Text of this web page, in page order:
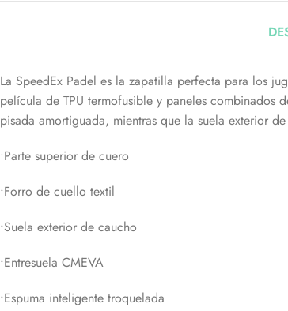
La SpeedEx Padel es la zapatilla perfecta para los
película de TPU termofusible y paneles combinados
pisada amortiguada, mientras que la suela exterior
•Parte superior de cuero
•Forro de cuello textil
•Suela exterior de caucho
•Entresuela CMEVA
•Espuma inteligente troquelada